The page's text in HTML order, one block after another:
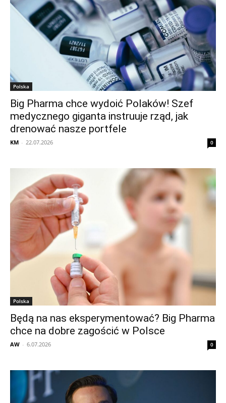
Polska
Big Pharma chce wydoić Polaków! Szef
medycznego giganta instruuje rząd, jak
drenować nasze portfele
KM - 22.07.2026 0
Polska
Będą na nas eksperymentować? Big Pharma
chce na dobre zagościć w Polsce
AW - 6.07.2026 0